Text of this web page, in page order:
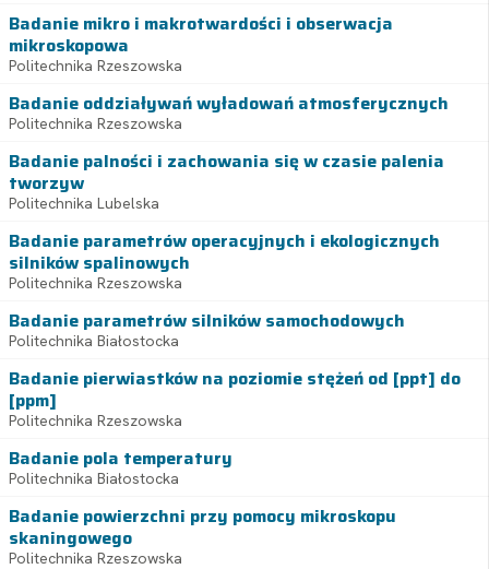
Badanie mikro i makrotwardości i obserwacja
mikroskopowa
Politechnika Rzeszowska
Badanie oddziaływań wyładowań atmosferycznych
Politechnika Rzeszowska
Badanie palności i zachowania się w czasie palenia
tworzyw
Politechnika Lubelska
Badanie parametrów operacyjnych i ekologicznych
silników spalinowych
Politechnika Rzeszowska
Badanie parametrów silników samochodowych
Politechnika Białostocka
Badanie pierwiastków na poziomie stężeń od [ppt] do
[ppm]
Politechnika Rzeszowska
Badanie pola temperatury
Politechnika Białostocka
Badanie powierzchni przy pomocy mikroskopu
skaningowego
Politechnika Rzeszowska